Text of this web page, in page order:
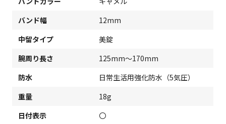
バンド幅
12mm
中留タイプ
美錠
腕周り長さ
125mm～170mm
防水
日常生活用強化防水（5気圧）
重量
18g
日付表示
〇